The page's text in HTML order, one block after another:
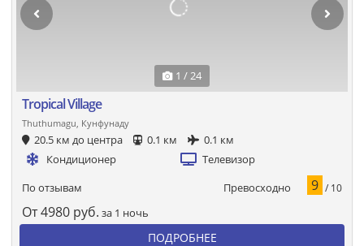
1 / 24
Tropical Village
Thuthumagu, Кунфунаду
20.5 км до центра 0.1 км
0.1 км
Кондиционер
Телевизор
По отзывам Превосходно 9 / 10
От4980 руб. за 1 ночь
ПОДРОБНЕЕ